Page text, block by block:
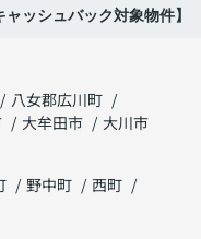
ッシュバック対象物件】
八女郡広川町
大牟田市
大川市
野中町
西町